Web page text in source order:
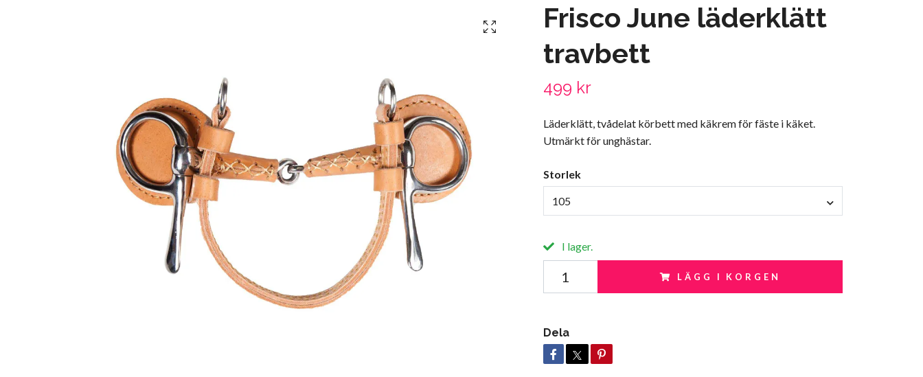
Frisco June läderklätt
travbett
499 kr
Läderklätt, tvådelat körbett med käkrem för fäste i käket.
Utmärkt för unghästar.
Storlek
105
I lager.
LÄGG I KORGEN
Dela